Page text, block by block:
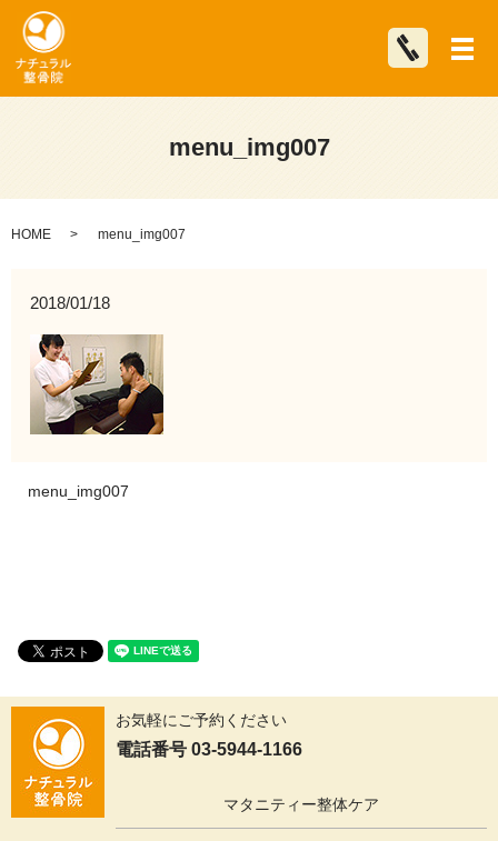
メ
menu_img007
HOME menu_img007
2018/01/18
menu_img007
お気軽にご予約ください
電話番号 03-5944-1166
マタニティー整体ケア